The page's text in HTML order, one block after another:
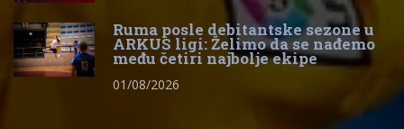
Ruma posle debitantske sezone u
ARKUS ligi: Želimo da se nađemo
među četiri najbolje ekipe
01/08/2026